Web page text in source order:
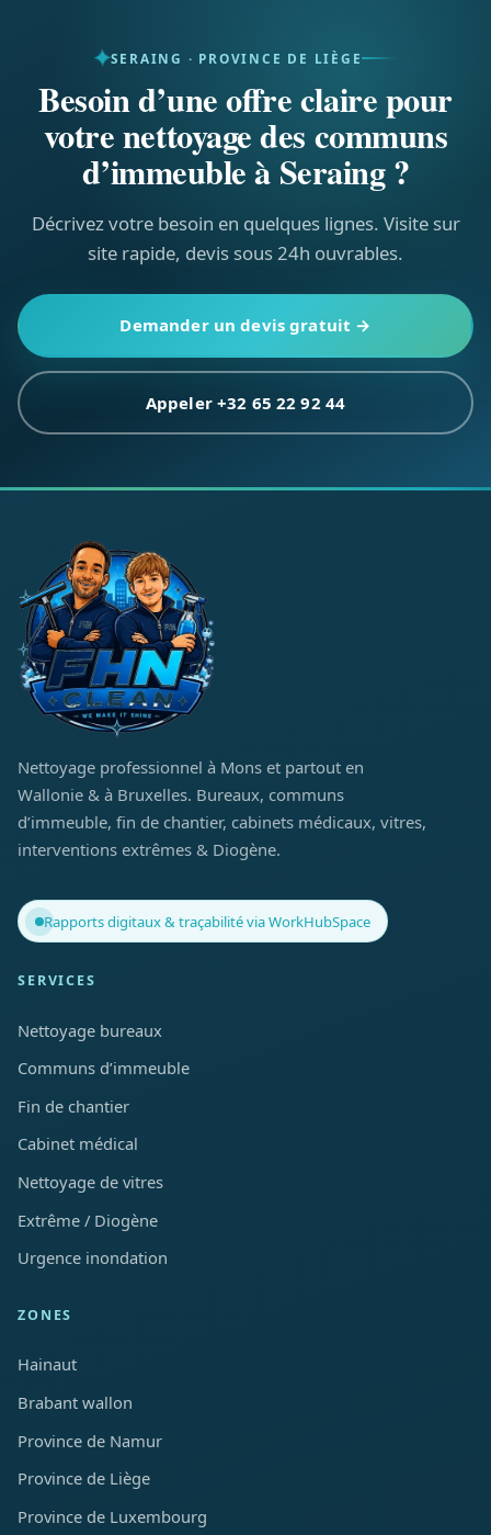
SERAING · PROVINCE DE LIÈGE
Besoin d’une offre claire pour
votre nettoyage des communs
d’immeuble à Seraing ?
Décrivez votre besoin en quelques lignes. Visite sur
site rapide, devis sous 24h ouvrables.
Demander un devis gratuit →
Appeler +32 65 22 92 44
Nettoyage professionnel à Mons et partout en
Wallonie & à Bruxelles. Bureaux, communs
d’immeuble, fin de chantier, cabinets médicaux, vitres,
interventions extrêmes & Diogène.
Rapports digitaux & traçabilité via WorkHubSpace
SERVICES
Nettoyage bureaux
Communs d’immeuble
Fin de chantier
Cabinet médical
Nettoyage de vitres
Extrême / Diogène
Urgence inondation
ZONES
Hainaut
Brabant wallon
Province de Namur
Province de Liège
Province de Luxembourg